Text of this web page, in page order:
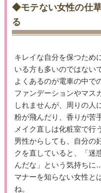
◆モテない女性の仕
る
キレイな自分を保つため
いる方も多いのではない
よくあるのが電車の中で
ファンデーションやマス
しれませんが、周りの人
粉が飛んだり、香りが苦
メイク直しは化粧室で行
男性からしても、自分の
クを直していると、「迷
んだな」という気持ちに…
マナーを知らない女性と
ね。